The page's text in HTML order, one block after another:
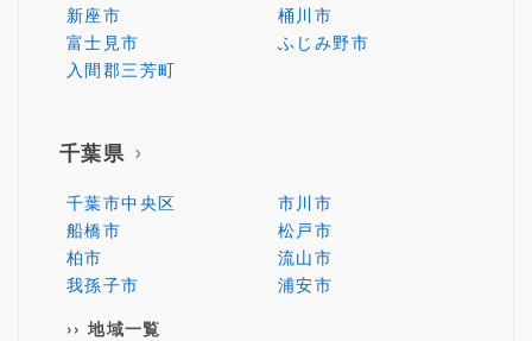
新座市
桶川市
富士見市
ふじみ野市
入間郡三芳町
千葉県
千葉市中央区
市川市
船橋市
松戸市
柏市
流山市
我孫子市
浦安市
地域一覧